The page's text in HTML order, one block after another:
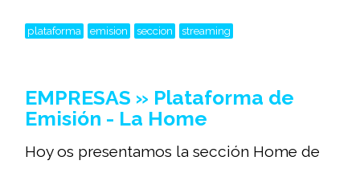
plataforma emision seccion streaming
EMPRESAS » Plataforma de
Emisión - La Home
Hoy os presentamos la sección Home de